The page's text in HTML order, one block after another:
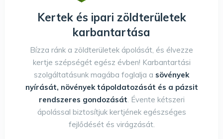
Kertek és ipari zöldterületek
karbantartása
Bízza ránk a zöldterületek ápolását, és élvezze
kertje szépségét egész évben! Karbantartási
szolgáltatásunk magába foglalja a sövények
nyírását, növények tápoldatozását és a pázsit
rendszeres gondozását . Évente kétszeri
ápolással biztosítjuk kertjének egészséges
fejlődését és virágzását.